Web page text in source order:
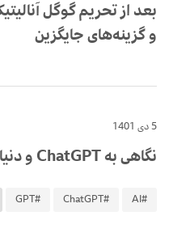
و گزینه‌های جایگزین
5 دی 1401
نگاهی به ChatGPT و دنیایی که تغییر کرده
#AI
#ChatGPT
#GPT